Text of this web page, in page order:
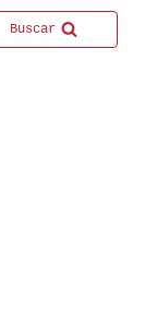
Buscar